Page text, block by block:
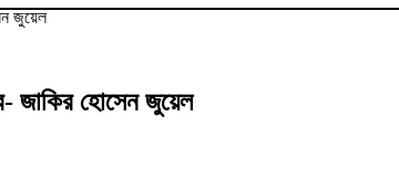
জুয়েল
জাকির হোসেন জুয়েল